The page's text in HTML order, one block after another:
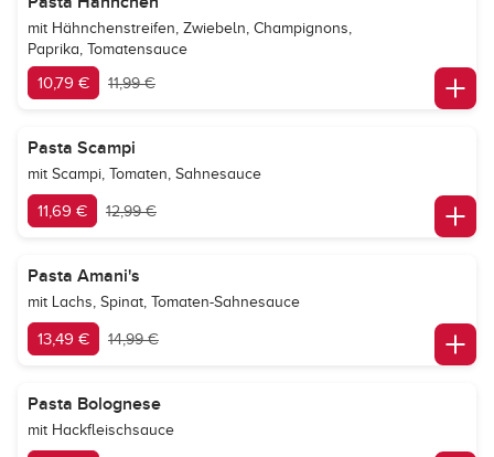
mit Hähnchenstreifen, Zwiebeln, Champignons,
Paprika, Tomatensauce
10,79 € 11,99 €
Pasta Scampi
mit Scampi, Tomaten, Sahnesauce
11,69 € 12,99 €
Pasta Amani's
mit Lachs, Spinat, Tomaten-Sahnesauce
13,49 € 14,99 €
Pasta Bolognese
mit Hackfleischsauce